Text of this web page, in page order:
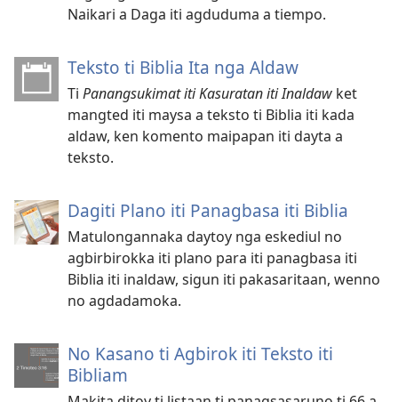
Naikari a Daga iti agduduma a tiempo.
Teksto ti Biblia Ita nga Aldaw
Ti Panangsukimat iti Kasuratan iti Inaldaw ket
mangted iti maysa a teksto ti Biblia iti kada
aldaw, ken komento maipapan iti dayta a
teksto.
Dagiti Plano iti Panagbasa iti Biblia
Matulongannaka daytoy nga eskediul no
agbirbirokka iti plano para iti panagbasa iti
Biblia iti inaldaw, sigun iti pakasaritaan, wenno
no agdadamoka.
No Kasano ti Agbirok iti Teksto iti
Bibliam